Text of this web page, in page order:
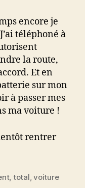
encore je
téléphoné à
la route,
Et en
sur mon
à passer mes
ma voiture !
rentrer
, total,voiture